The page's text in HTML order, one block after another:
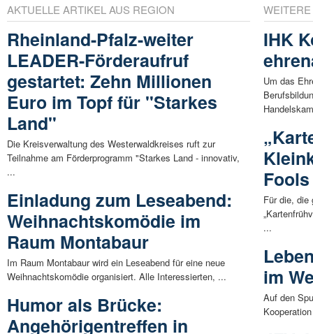
AKTUELLE ARTIKEL AUS REGION
Rheinland-Pfalz-weiter
LEADER-Förderaufruf
gestartet: Zehn Millionen
Euro im Topf für "Starkes
Land"
Die Kreisverwaltung des Westerwaldkreises ruft zur
Teilnahme am Förderprogramm "Starkes Land - innovativ,
...
Einladung zum Leseabend:
Weihnachtskomödie im
Raum Montabaur
Im Raum Montabaur wird ein Leseabend für eine neue
Weihnachtskomödie organisiert. Alle Interessierten, ...
Humor als Brücke:
Angehörigentreffen in
IHK
Um das
Fools
Für die, die
...
im
Auf den